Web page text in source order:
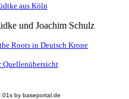
aus Köln
und Joachim Schulz
Roots in Deutsch Krone
Quellenübersicht
by baseportal.de